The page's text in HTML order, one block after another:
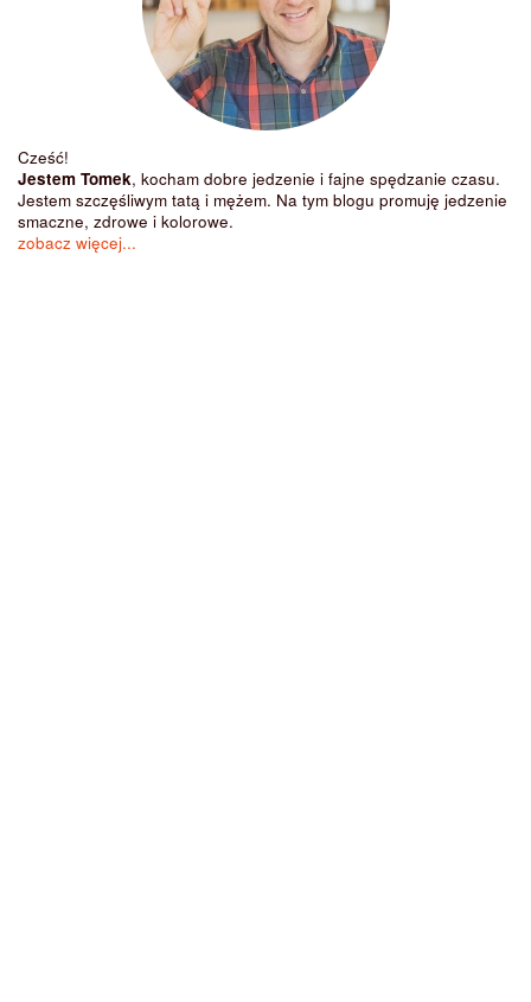
Cześć!
Jestem Tomek, kocham dobre jedzenie i fajne spędzanie czasu.
Jestem szczęśliwym tatą i mężem. Na tym blogu promuję jedzenie
smaczne, zdrowe i kolorowe.
zobacz więcej...